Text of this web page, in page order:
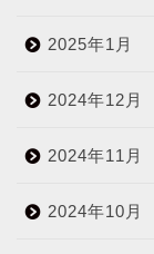
2025年1月
2024年12月
2024年11月
2024年10月